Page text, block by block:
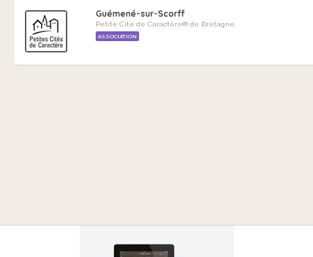
Guémené-sur-Scorff
Petite Cité de Caractère® de Bretagne
ASSOCIATION